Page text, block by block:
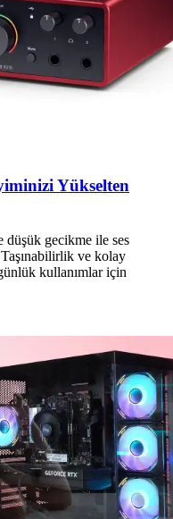
Yükselten
düşük gecikme ile ses
ve kolay
kullanımlar için